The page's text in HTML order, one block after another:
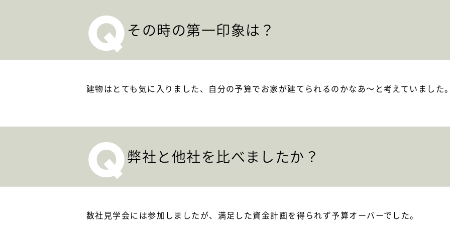
Q その時の第一印象は？
建物はとても気に入りました、自分の予算でお家が建てられるのかなあ～と考えていました
Q弊社と他社を比べましたか？
数社見学会には参加しましたが、満足した資金計画を得られず予算オーバーでした。